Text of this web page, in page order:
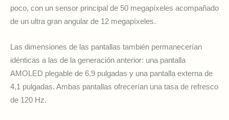
poco, con un sensor principal de 50 megapíxeles acompañado
de un ultra gran angular de 12 megapíxeles.
Las dimensiones de las pantallas también permanecerían
idénticas a las de la generación anterior: una pantalla
AMOLED plegable de 6,9 pulgadas y una pantalla externa de
4,1 pulgadas. Ambas pantallas ofrecerían una tasa de refresco
de 120 Hz.